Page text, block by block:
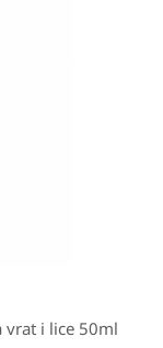
vrat i lice 50ml